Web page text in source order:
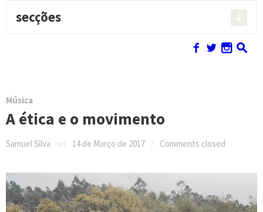
secções
f w n s
Música
A ética e o movimento
Samuel Silva on 14 de Março de 2017 / Comments closed